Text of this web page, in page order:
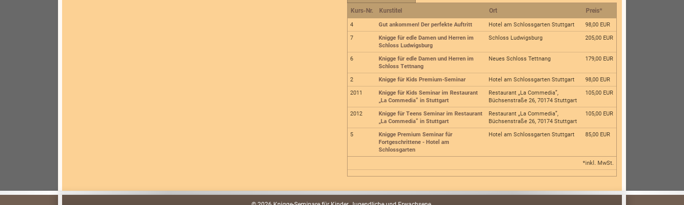
Kurs-Nr. Kurstitel Ort Preis*
4 Gut ankommen! Der perfekte Auftritt Hotel am Schlossgarten Stuttgart
98,00 EUR
7
Knigge für edle Damen und Herren im
Schloss Ludwigsburg
Schloss Ludwigsburg 205,00 EUR
6
Knigge für edle Damen und Herren im
Schloss Tettnang
Neues Schloss Tettnang 179,00 EUR
2 Knigge für Kids Premium-Seminar Hotel am Schlossgarten Stuttgart
98,00 EUR
2011
Knigge für Kids Seminar im Restaurant
„La Commedia” in Stuttgart
Restaurant „La Commedia”,
Büchsenstraße 26, 70174 Stuttgart
105,00 EUR
2012
Knigge für Teens Seminar im Restaurant
„La Commedia” in Stuttgart
Restaurant „La Commedia”,
Büchsenstraße 26, 70174 Stuttgart
105,00 EUR
5
Knigge Premium Seminar für
Fortgeschrittene - Hotel am
Schlossgarten
Hotel am Schlossgarten Stuttgart 85,00 EUR
*inkl. MwSt.